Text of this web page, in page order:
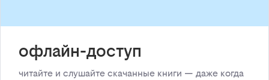
офлайн-доступ
читайте и слушайте скачанные книги — даже когда